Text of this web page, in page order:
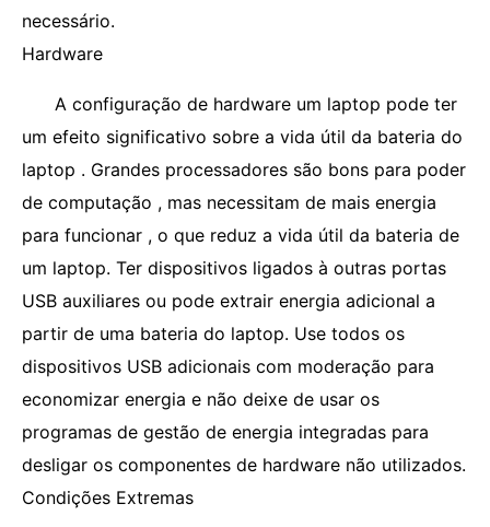
necessário.
Hardware
A configuração de hardware um laptop pode ter
um efeito significativo sobre a vida útil da bateria do
laptop . Grandes processadores são bons para poder
de computação , mas necessitam de mais energia
para funcionar , o que reduz a vida útil da bateria de
um laptop. Ter dispositivos ligados à outras portas
USB auxiliares ou pode extrair energia adicional a
partir de uma bateria do laptop. Use todos os
dispositivos USB adicionais com moderação para
economizar energia e não deixe de usar os
programas de gestão de energia integradas para
desligar os componentes de hardware não utilizados.
Condições Extremas